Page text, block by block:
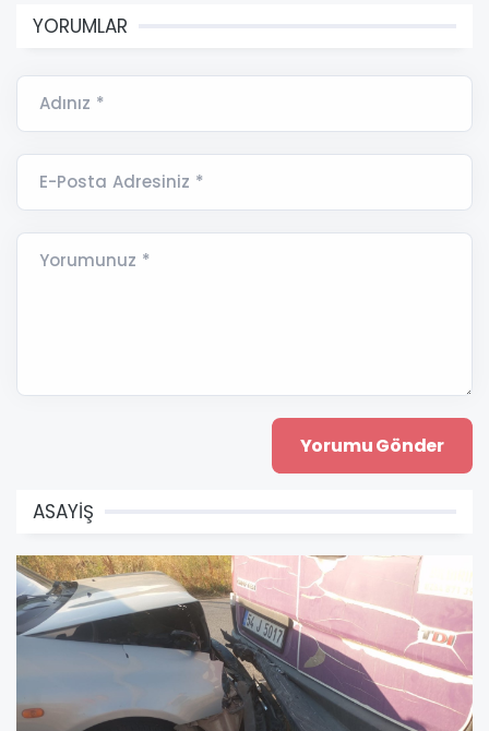
YORUMLAR
Adınız *
E-Posta Adresiniz *
Yorumunuz *
ASAYİŞ